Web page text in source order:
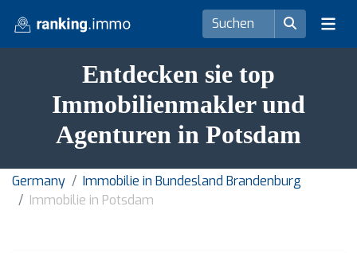
Entdecken sie top
Immobilienmakler und
Agenturen in Potsdam
Germany
Immobilie in Bundesland Brandenburg
Immobilie in Potsdam